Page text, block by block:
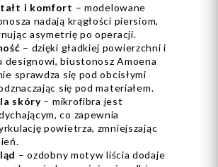
i komfort – modelowane
nadają krągłości piersiom,
asymetrię po operacji.
– dzięki gładkiej powierzchni i
designowi, biustonosz Amoena
sprawdza się pod obcisłymi
się pod materiałem.
skóry– mikrofibra jest
co zapewnia
powietrza, zmniejszając
– ozdobny motyw liścia dodaje